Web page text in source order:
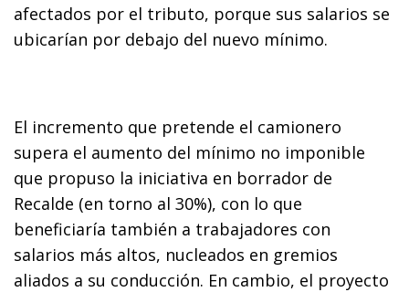
afectados por el tributo, porque sus salarios se
ubicarían por debajo del nuevo mínimo.
El incremento que pretende el camionero
supera el aumento del mínimo no imponible
que propuso la iniciativa en borrador de
Recalde (en torno al 30%), con lo que
beneficiaría también a trabajadores con
salarios más altos, nucleados en gremios
aliados a su conducción. En cambio, el proyecto